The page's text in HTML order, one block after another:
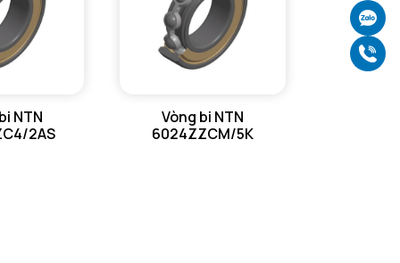
NTN
2AS
Vòng bi NTN
6024ZZCM/5K